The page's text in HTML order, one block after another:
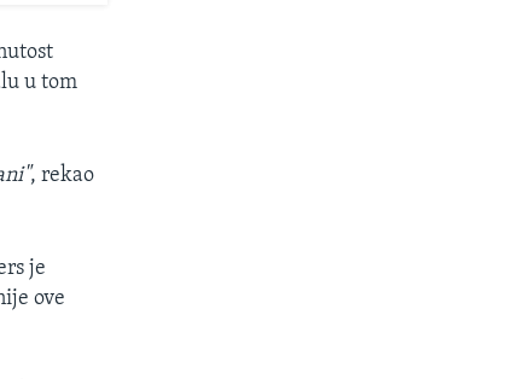
u tom
, rekao
je
ove